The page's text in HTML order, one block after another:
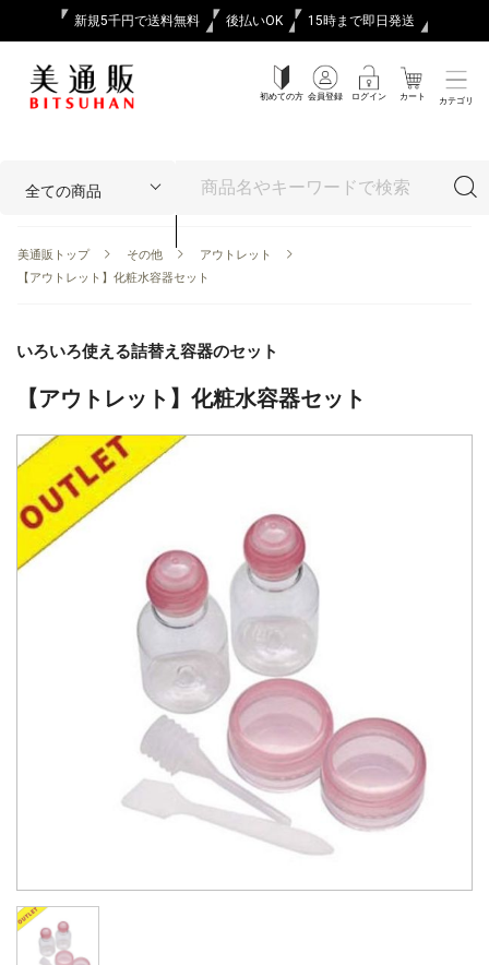
新規5千円で送料無料 後払いOK 15時まで即日発送
初めての方 会員登録 ログイン カート カテゴリ
美通販トップ その他
アウトレット
【アウトレット】化粧水容器セット
いろいろ使える詰替え容器のセット
【アウトレット】化粧水容器セット